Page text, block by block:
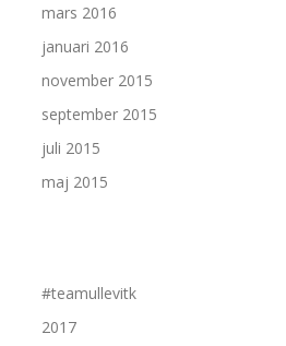
mars 2016
januari 2016
november 2015
september 2015
juli 2015
maj 2015
#teamullevitk
2017